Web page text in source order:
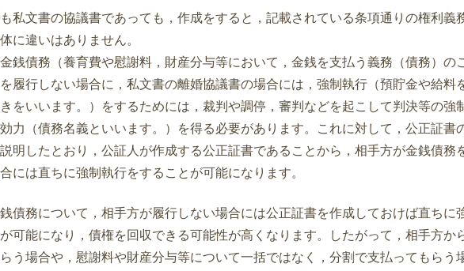
私文書の協議書であっても，作成をすると，記載されている条項通りの権利義
に違いはありません。
銭債務（養育費や慰謝料，財産分与等において，金銭を支払う義務（債務）の
履行しない場合に，私文書の離婚協議書の場合には，強制執行（預貯金や給料
をいいます。）をするためには，裁判や調停，審判などを起こして判決等の強
力（債務名義といいます。）を得る必要があります。これに対して，公正証書
明したとおり，公証人が作成する公正証書であることから，相手方が金銭債務
には直ちに強制執行をすることが可能になります。
債務について，相手方が履行しない場合には公正証書を作成しておけば直ちに
可能になり，債権を回収できる可能性が高くなります。したがって，相手方か
う場合や，慰謝料や財産分与等について一括ではなく，分割で支払ってもらう